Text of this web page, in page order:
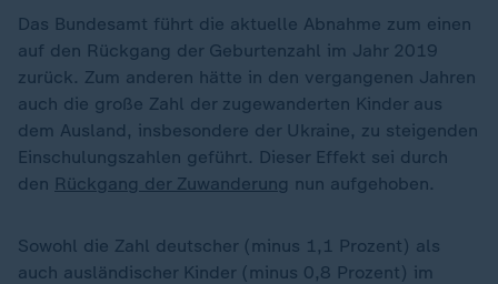
Das Bundesamt führt die aktuelle Abnahme zum einen
auf den Rückgang der Geburtenzahl im Jahr 2019
zurück. Zum anderen hätte in den vergangenen Jahren
auch die große Zahl der zugewanderten Kinder aus
dem Ausland, insbesondere der Ukraine, zu steigenden
Einschulungszahlen geführt. Dieser Effekt sei durch
den Rückgang der Zuwanderung nun aufgehoben.
Sowohl die Zahl deutscher (minus 1,1 Prozent) als
auch ausländischer Kinder (minus 0,8 Prozent) im